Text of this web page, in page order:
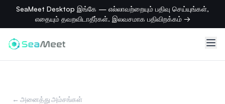
SeaMeet Desktop இங்கே — எல்லாவற்றையும் பதிவு செய்யுங்கள்,
எதையும் தவறவிடாதீர்கள். இலவசமாக பதிவிறக்கம் →
← அனைத்து அம்சங்கள்